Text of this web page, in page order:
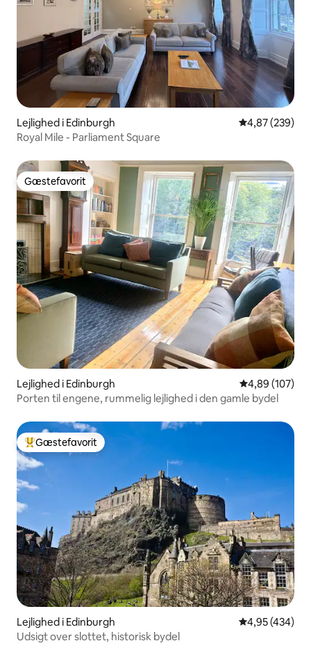
Lejlighed i Edinburgh 4,87 ud af 5 i
4,87 (239)
Royal Mile - Parliament Square
Gæstefavorit
Gæstefavorit
Lejlighed i Edinburgh 4,89 ud af 5 i
4,89 (107)
Porten til engene, rummelig lejlighed i den gamle bydel
Bedste gæstefavorit
Gæstefavorit
Lejlighed i Edinburgh 4,95 ud af 5 i
4,95 (434)
Udsigt over slottet, historisk bydel